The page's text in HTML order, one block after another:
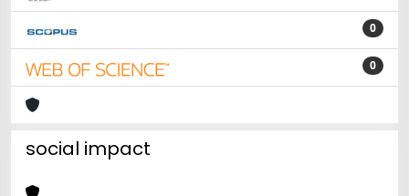
0
0
social impact